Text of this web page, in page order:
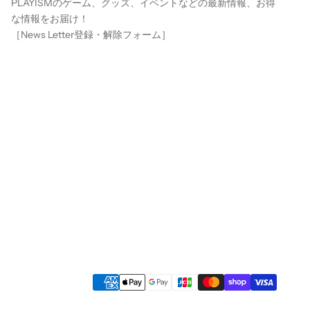
PLAYISMのゲーム、グッズ、イベントなどの最新情報、お得
な情報をお届け！
［News Letter登録・解除フォーム］